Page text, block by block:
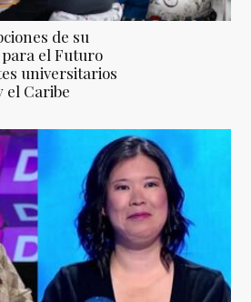
de su
el Futuro
universitarios
el Caribe